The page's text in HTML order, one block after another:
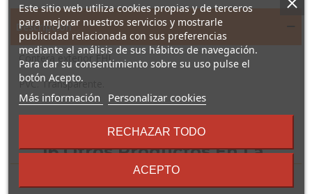
Descripción
Contera exterior EHL.
PVC. Transparente.
16 Otros Productos En La
Misma Categoría:
Este sitio web utiliza cookies propias y de terceros
para mejorar nuestros servicios y mostrarle
publicidad relacionada con sus preferencias
mediante el análisis de sus hábitos de navegación.
Para dar su consentimiento sobre su uso pulse el
botón Acepto.
Más información
sobre
términos
condiciones
Personalizar cookies
RECHAZAR TODO
ACEPTO